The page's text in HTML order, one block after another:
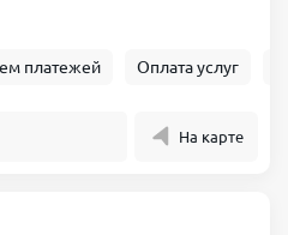
платежей Оплата услуг
На карте